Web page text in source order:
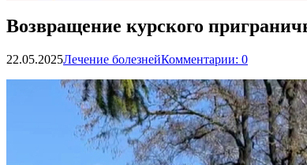
Возвращение курского
22.05.2025Лечение болезнейКомментарии: 0